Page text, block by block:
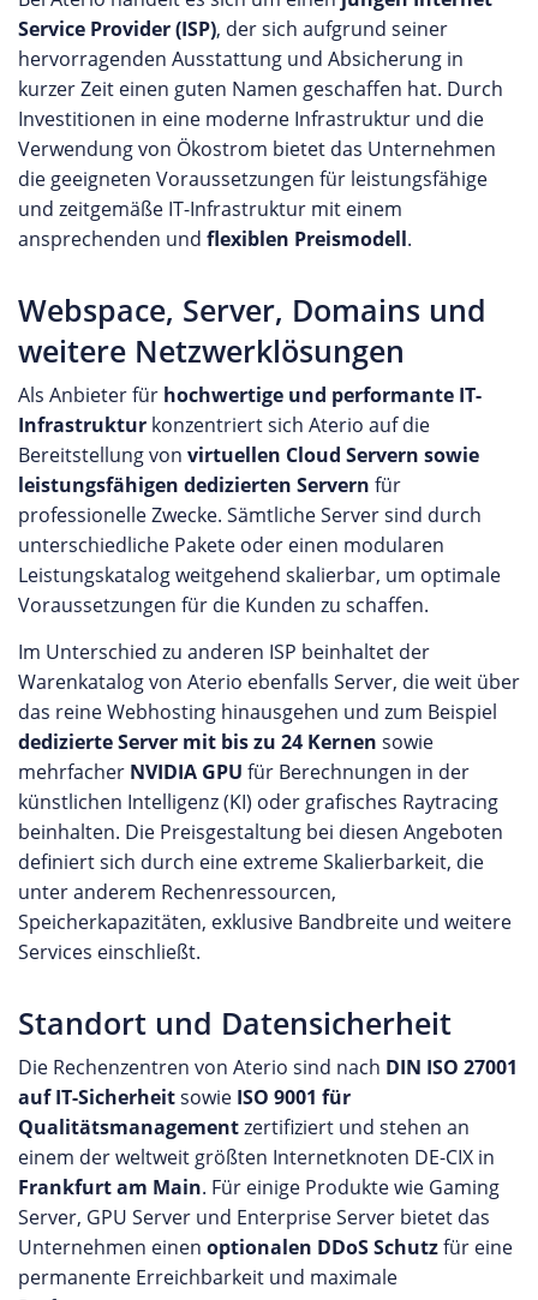
Service Provider (ISP), der sich aufgrund seiner
hervorragenden Ausstattung und Absicherung in
kurzer Zeit einen guten Namen geschaffen hat. Durch
Investitionen in eine moderne Infrastruktur und die
Verwendung von Ökostrom bietet das Unternehmen
die geeigneten Voraussetzungen für leistungsfähige
und zeitgemäße IT-Infrastruktur mit einem
ansprechenden und flexiblen Preismodell.
Webspace, Server, Domains und
weitere Netzwerklösungen
Als Anbieter für hochwertige und performante IT-
Infrastruktur konzentriert sich Aterio auf die
Bereitstellung von virtuellen Cloud Servern sowie
leistungsfähigen dedizierten Servern für
professionelle Zwecke. Sämtliche Server sind durch
unterschiedliche Pakete oder einen modularen
Leistungskatalog weitgehend skalierbar, um optimale
Voraussetzungen für die Kunden zu schaffen.
Im Unterschied zu anderen ISP beinhaltet der
Warenkatalog von Aterio ebenfalls Server, die weit über
das reine Webhosting hinausgehen und zum Beispiel
dedizierte Server mit bis zu 24 Kernen sowie
mehrfacher NVIDIA GPU für Berechnungen in der
künstlichen Intelligenz (KI) oder grafisches Raytracing
beinhalten. Die Preisgestaltung bei diesen Angeboten
definiert sich durch eine extreme Skalierbarkeit, die
unter anderem Rechenressourcen,
Speicherkapazitäten, exklusive Bandbreite und weitere
Services einschließt.
Standort und Datensicherheit
Die Rechenzentren von Aterio sind nach DIN ISO 27001
auf IT-Sicherheitsowie ISO 9001 für
Qualitätsmanagementzertifiziert und stehen an
einem der weltweit größten Internetknoten DE-CIX in
Frankfurt am Main. Für einige Produkte wie Gaming
Server, GPU Server und Enterprise Server bietet das
Unternehmen einen optionalen DDoS Schutzfür eine
permanente Erreichbarkeit und maximale